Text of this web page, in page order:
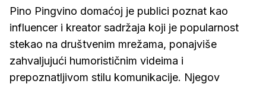
Pino Pingvino domaćoj je publici poznat kao
influencer i kreator sadržaja koji je popularnost
stekao na društvenim mrežama, ponajviše
zahvaljujući humorističnim videima i
prepoznatljivom stilu komunikacije. Njegov